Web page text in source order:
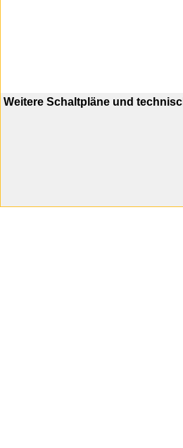
Weitere Schaltpläne und